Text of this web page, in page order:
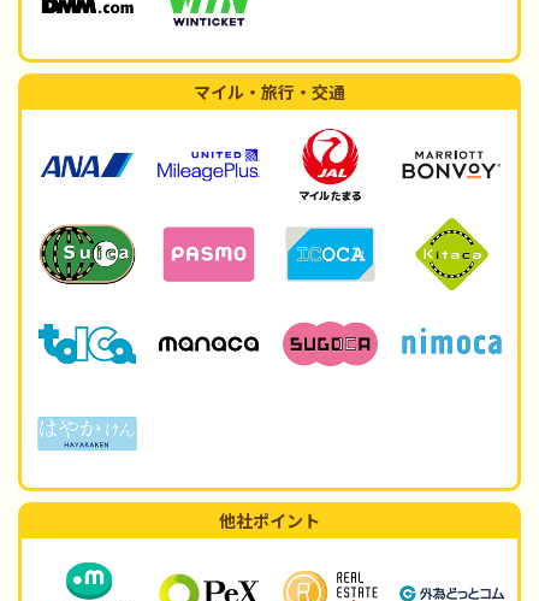
マイル・旅行・交通
他社ポイント